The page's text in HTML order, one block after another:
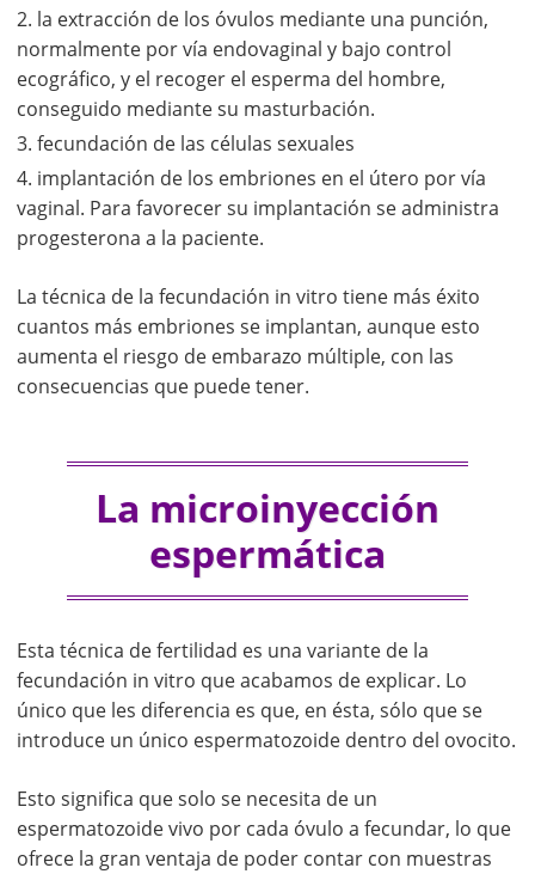
la extracción de los óvulos mediante una punción,
normalmente por vía endovaginal y bajo control
ecográfico, y el recoger el esperma del hombre,
conseguido mediante su masturbación.
fecundación de las células sexuales
implantación de los embriones en el útero por vía
vaginal. Para favorecer su implantación se administra
progesterona a la paciente.
La técnica de la fecundación in vitro tiene más éxito
cuantos más embriones se implantan, aunque esto
aumenta el riesgo de embarazo múltiple, con las
consecuencias que puede tener.
La microinyección
espermática
Esta técnica de fertilidad es una variante de la
fecundación in vitro que acabamos de explicar. Lo
único que les diferencia es que, en ésta, sólo que se
introduce un único espermatozoide dentro del ovocito.
Esto significa que solo se necesita de un
espermatozoide vivo por cada óvulo a fecundar, lo que
ofrece la gran ventaja de poder contar con muestras